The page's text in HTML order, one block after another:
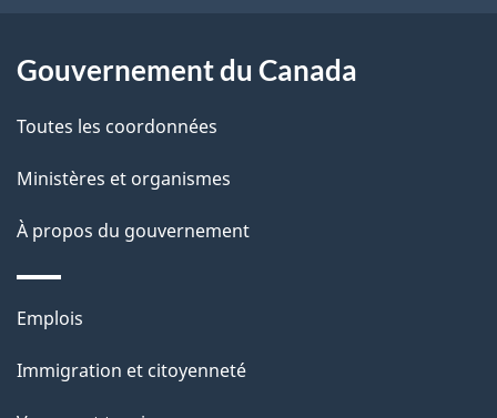
a
g
e
a
t
i
n
s
r
c
Gouvernement du Canada
Toutes les coordonnées
Ministères et organismes
À propos du gouvernement
Thèmes
sujets
Emplois
Immigration et citoyenneté